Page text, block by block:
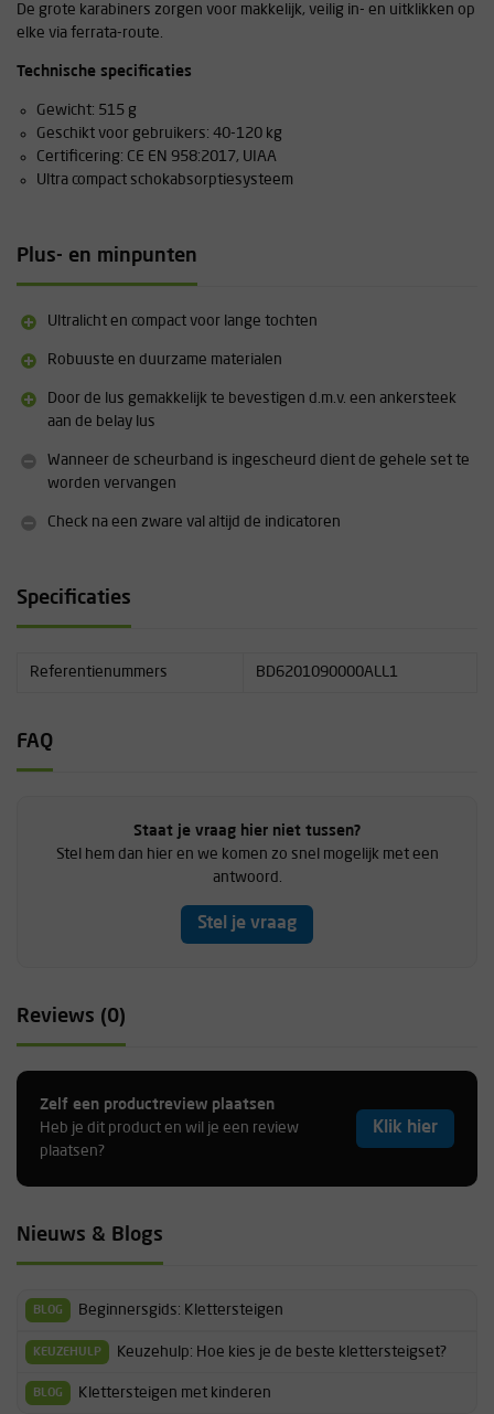
De grote karabiners zorgen voor makkelijk, veilig in- en uitklikken op
elke via ferrata-route.
Technische specificaties
Gewicht: 515 g
Geschikt voor gebruikers: 40-120 kg
Certificering: CE EN 958:2017, UIAA
Ultra compact schokabsorptiesysteem
Plus- en minpunten
Ultralicht en compact voor lange tochten
Robuuste en duurzame materialen
Door de lus gemakkelijk te bevestigen d.m.v. een ankersteek
aan de belay lus
Wanneer de scheurband is ingescheurd dient de gehele set te
worden vervangen
Check na een zware val altijd de indicatoren
Specificaties
Referentienummers BD6201090000ALL1
FAQ
Staat je vraag hier niet tussen?
Stel hem dan hier en we komen zo snel mogelijk met een
antwoord.
Stel je vraag
Reviews (0)
Zelf een productreview plaatsen
Heb je dit product en wil je een review
plaatsen?
Klik hier
Nieuws & Blogs
BLOG Beginnersgids: Klettersteigen
KEUZEHULP Keuzehulp: Hoe kies je de beste klettersteigset?
BLOG Klettersteigen met kinderen